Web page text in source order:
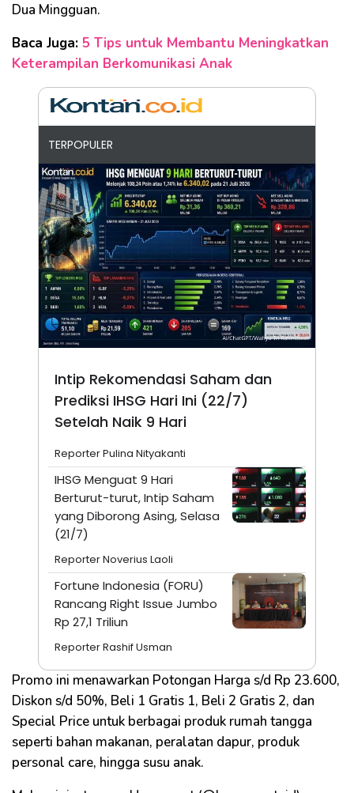
Dua Mingguan.
Baca Juga: 5 Tips untuk Membantu Meningkatkan
Keterampilan Berkomunikasi Anak
TERPOPULER
Intip Rekomendasi Saham dan
Prediksi IHSG Hari Ini (22/7)
Setelah Naik 9 Hari
Reporter Pulina Nityakanti
IHSG Menguat 9 Hari
Berturut-turut, Intip Saham
yang Diborong Asing, Selasa
(21/7)
Reporter Noverius Laoli
Fortune Indonesia (FORU)
Rancang Right Issue Jumbo
Rp 27,1 Triliun
Reporter Rashif Usman
Promo ini menawarkan Potongan Harga s/d Rp 23.600,
Diskon s/d 50%, Beli 1 Gratis 1, Beli 2 Gratis 2, dan
Special Price untuk berbagai produk rumah tangga
seperti bahan makanan, peralatan dapur, produk
personal care, hingga susu anak.